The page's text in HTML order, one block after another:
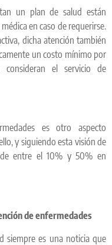
un plan de salud están
en caso de requerirse.
dicha atención también
un costo mínimo por
consideran el servicio de
es otro aspecto
y siguiendo esta visión de
entre el 10% y 50% en
de enfermedades
siempre es una noticia que